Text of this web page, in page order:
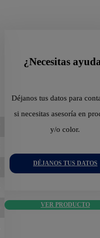
¿Necesitas
Déjanos tus datos para
si necesitas asesoría en
y/o color.
DÉJANOS TUS DATOS
VER PRODUCTO